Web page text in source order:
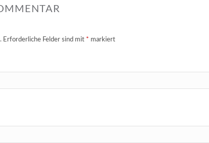
Erforderliche Felder sind mit * markiert